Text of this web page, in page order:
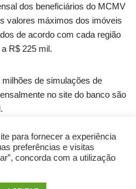
dos beneficiários do MCMV
valores máximos dos imóveis
de acordo com cada região
R$ 225 mil.
de simulações de
no site do banco são
para fornecer a experiência
preferências e visitas
concorda com a utilização